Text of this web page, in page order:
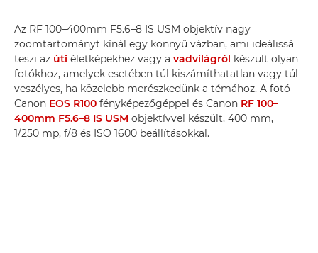
Az RF 100–400mm F5.6–8 IS USM objektív nagy
zoomtartományt kínál egy könnyű vázban, ami ideálissá
teszi az úti életképekhez vagy a vadvilágról készült olyan
fotókhoz, amelyek esetében túl kiszámíthatatlan vagy túl
veszélyes, ha közelebb merészkedünk a témához. A fotó
Canon EOS R100 fényképezőgéppel és Canon RF 100–
400mm F5.6–8 IS USM objektívvel készült, 400 mm,
1/250 mp, f/8 és ISO 1600 beállításokkal.